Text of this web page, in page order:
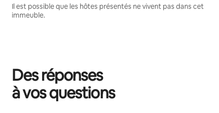
Il est possible que les hôtes présentés ne vivent pas dans cet
immeuble.
Des réponses
à vos questions